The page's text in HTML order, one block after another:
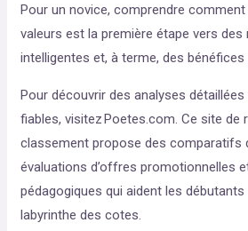
Pour un novice, comprendre
valeurs est la première étape vers des
intelligentes et, à terme, des bénéfices
Pour découvrir des analyses
fiables, visitez Poetes.com. Ce site de
classement propose des comparatifs
évaluations d’offres promotionnelles
pédagogiques qui aident les
labyrinthe des cotes.